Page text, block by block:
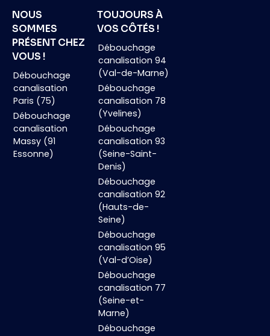
NOUS
SOMMES
PRÉSENT CHEZ
VOUS !
Débouchage
canalisation
Paris (75)
Débouchage
canalisation
Massy (91
Essonne)
TOUJOURS À
VOS CÔTÉS !
Débouchage
canalisation 94
(Val-de-Marne)
Débouchage
canalisation 78
(Yvelines)
Débouchage
canalisation 93
(Seine-Saint-
Denis)
Débouchage
canalisation 92
(Hauts-de-
Seine)
Débouchage
canalisation 95
(Val-d’Oise)
Débouchage
canalisation 77
(Seine-et-
Marne)
Débouchage